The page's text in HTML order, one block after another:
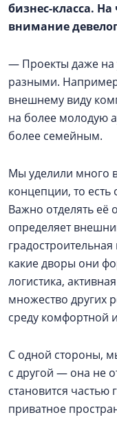
бизнес-класса.
внимание
— Проекты даже на
разными.
внешнему виду
на более молодую
более семейным.
Мы уделили много
концепции, то есть
Важно отделять её
определяет
какие дворы они
логистика,
множество других
среду комфортной
С одной стороны,
с другой — она не
становится частью
приватное